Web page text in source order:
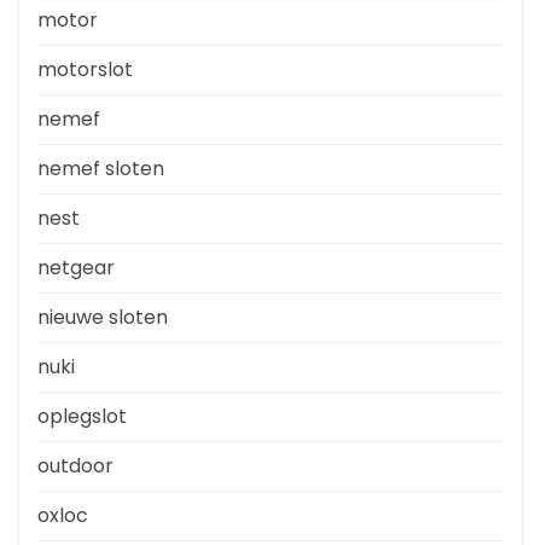
motor
motorslot
nemef
nemef sloten
nest
netgear
nieuwe sloten
nuki
oplegslot
outdoor
oxloc